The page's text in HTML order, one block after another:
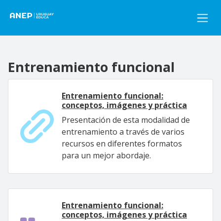
Entrenamiento funcional
Entrenamiento funcional:
conceptos, imágenes y práctica
Presentación de esta modalidad de
entrenamiento a través de varios
recursos en diferentes formatos
para un mejor abordaje.
Entrenamiento funcional:
conceptos, imágenes y práctica